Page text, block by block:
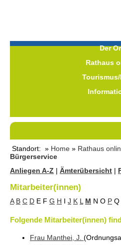
Der
Rathaus
Standort: » Home » Rathaus
Bürgerservice
Anliegen A-Z | Ämterübersicht |
Mitarbeiter(innen)
A B C D E F G H I J K L M N O P Q
Folgende Mitarbeiter(innen)
Frau Manthei , J.